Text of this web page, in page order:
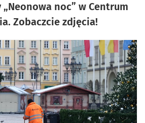
noc” w Centrum
Zobaczcie zdjęcia!